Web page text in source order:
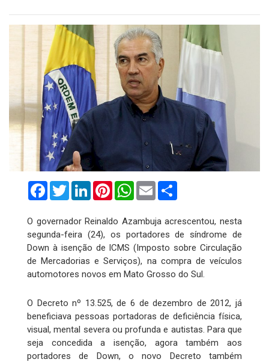
FacebookTwitterLinkedInPinterestWhatsApp
Email
O governador Reinaldo Azambuja acrescentou, nesta
segunda-feira (24), os portadores de síndrome de
Down à isenção de ICMS (Imposto sobre Circulação
de Mercadorias e Serviços), na compra de veículos
automotores novos em Mato Grosso do Sul.
O Decreto nº 13.525, de 6 de dezembro de 2012, já
beneficiava pessoas portadoras de deficiência física,
visual, mental severa ou profunda e autistas. Para que
seja concedida a isenção, agora também aos
portadores de Down, o novo Decreto também